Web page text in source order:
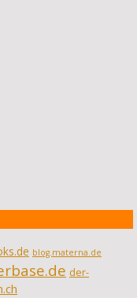
blog.materna.de
der-